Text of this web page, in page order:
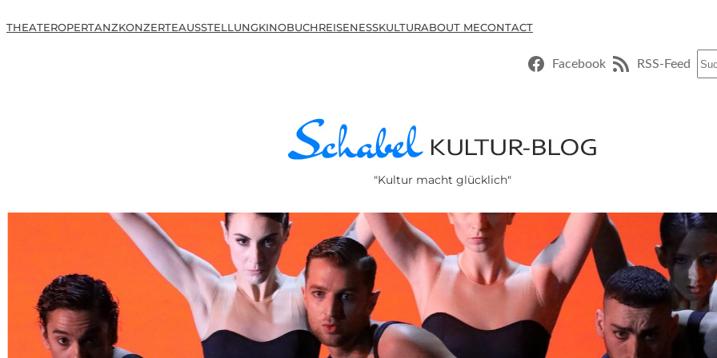
THEATEROPERTANZKONZERTEAUSSTELLUNGKINOBUCHREISENESSKULTURABOUT MECONTACT
Facebook RSS-Feed
"Kultur macht glücklich"